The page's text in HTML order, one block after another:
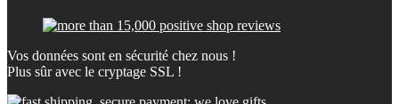
Vos données sont en sécurité chez nous !
Plus sûr avec le cryptage SSL !